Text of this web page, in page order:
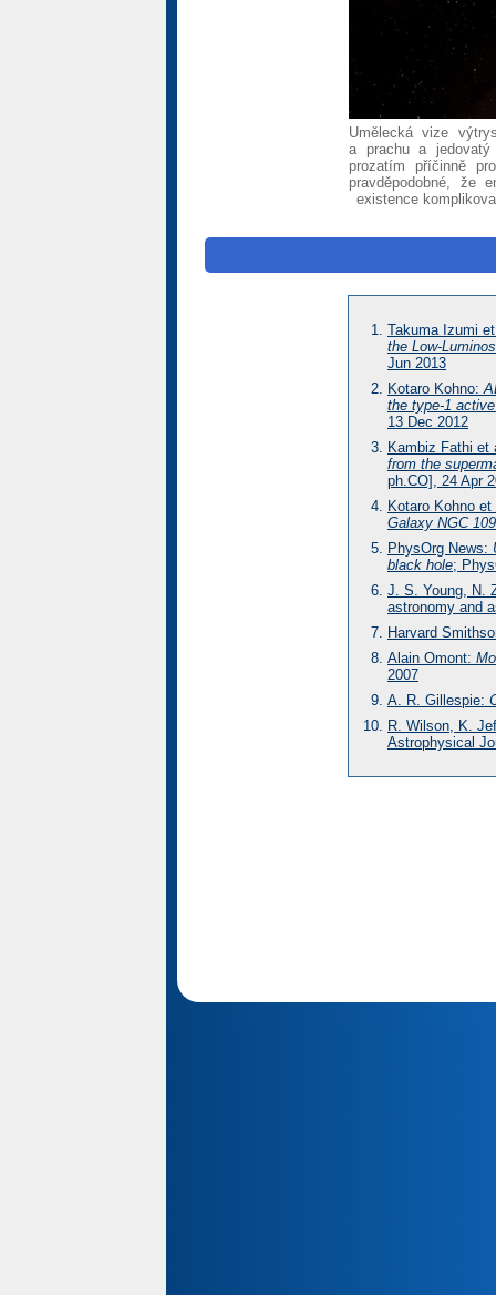
Umělecká vize
a prachu a jedovatý
prozatím příčinně
pravděpodobné, že
existence
Takuma Izumi
the Low-
Jun 2013
Kotaro Kohno:
the type-1
13 Dec 2012
Kambiz Fathi
from the
ph.CO], 24 Apr
Kotaro Kohno
Galaxy NGC
PhysOrg News:
black hole;
J. S. Young, N.
astronomy and
Harvard
Alain Omont:
2007
A. R. Gillespie:
R. Wilson, K.
Astrophysical